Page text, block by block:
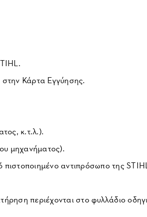
Κάρτα Εγγύησης.
κ.τ.λ.).
μηχανήματος).
αντιπρόσωπο της
περιέχονται στο φυλλάδιο